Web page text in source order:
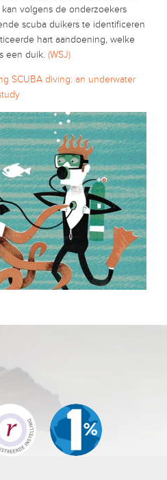
volgens de onderzoekers
scuba duikers te identificeren
hart aandoening, welke
een duik. (WSJ)
SCUBA diving: an underwater